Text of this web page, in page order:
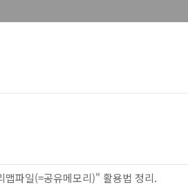
파일(=공유메모리)" 활용법 정리.